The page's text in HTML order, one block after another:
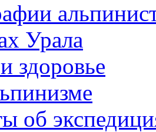
Урала
здоровье
об